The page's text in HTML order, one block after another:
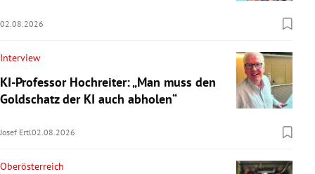
02.08.2026
Interview
KI-Professor Hochreiter: „Man muss den
Goldschatz der KI auch abholen“
Josef Ertl02.08.2026
Oberösterreich